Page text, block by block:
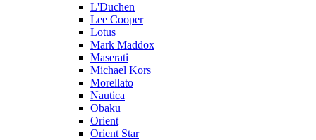
L'Duchen
Lee Cooper
Lotus
Mark Maddox
Maserati
Michael Kors
Morellato
Nautica
Obaku
Orient
Orient Star